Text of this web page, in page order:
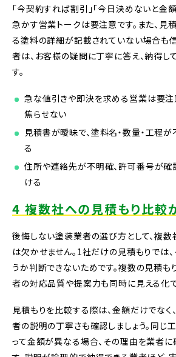
「今契約すれば割引」「今日決めないと金
急かす営業トークは要注意です。また、見
る塗料の詳細が記載されていない場合も
者は、お客様の疑問に丁寧に答え、納得し
す。
急な値引きや即決を求める営業は要注
焦らせない
見積書が曖昧で、塗料名・数量・工程
る
住所や連絡先が不明確、許可番号が
ける
4 複数社への見積もり比較
後悔しない塗装業者の選び方として、複
は欠かせません。1社だけの見積もりでは
うか判断できないためです。複数の見積も
者の対応品質や提案力も同時に見える化で
見積もりを比較する際は、金額だけでなく
者の説明の丁寧さも確認しましょう。同じ
って金額が異なる場合、その理由を業者